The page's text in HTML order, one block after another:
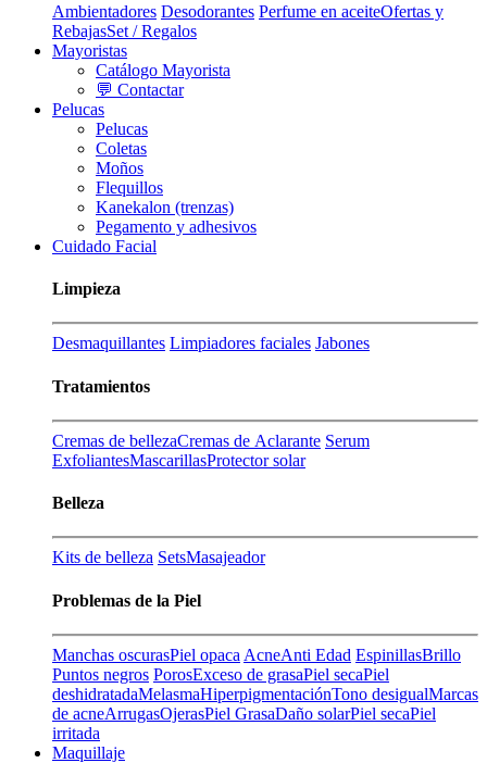
Ambientadores Desodorantes Perfume en aceiteOfertas y
RebajasSet / Regalos
Mayoristas
Catálogo Mayorista
💬 Contactar
Pelucas
Pelucas
Coletas
Moños
Flequillos
Kanekalon (trenzas)
Pegamento y adhesivos
Cuidado Facial
Limpieza
Desmaquillantes Limpiadores faciales Jabones
Tratamientos
Cremas de bellezaCremas de Aclarante Serum
ExfoliantesMascarillasProtector solar
Belleza
Kits de belleza SetsMasajeador
Problemas de la Piel
Manchas oscurasPiel opaca AcneAnti Edad EspinillasBrillo
Puntos negros PorosExceso de grasaPiel secaPiel
deshidratadaMelasmaHiperpigmentaciónTono desigualMarcas
de acneArrugasOjerasPiel GrasaDaño solarPiel secaPiel
irritada
Maquillaje